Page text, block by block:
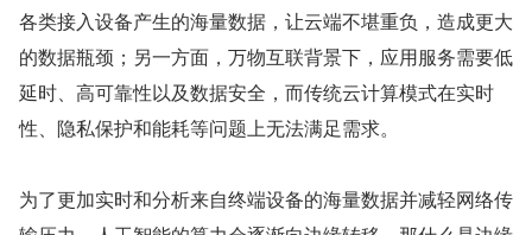
各类接入设备产生的海量数据，让云端不堪重负，造成更大
的数据瓶颈；另一方面，万物互联背景下，应用服务需要低
延时、高可靠性以及数据安全，而传统云计算模式在实时
性、隐私保护和能耗等问题上无法满足需求。
为了更加实时和分析来自终端设备的海量数据并减轻网络传